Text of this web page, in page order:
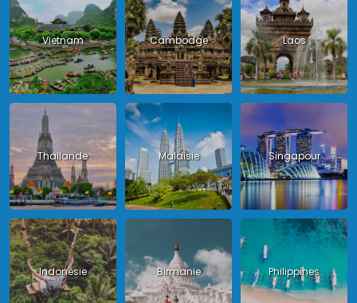
Vietnam Cambodge Laos
Thailande Malaisie Singapour
Indonésie Birmanie Philippines